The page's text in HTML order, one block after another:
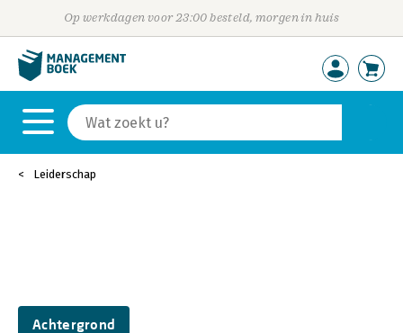
Op werkdagen voor 23:00 besteld, morgen in huis
Leiderschap
Achtergrond